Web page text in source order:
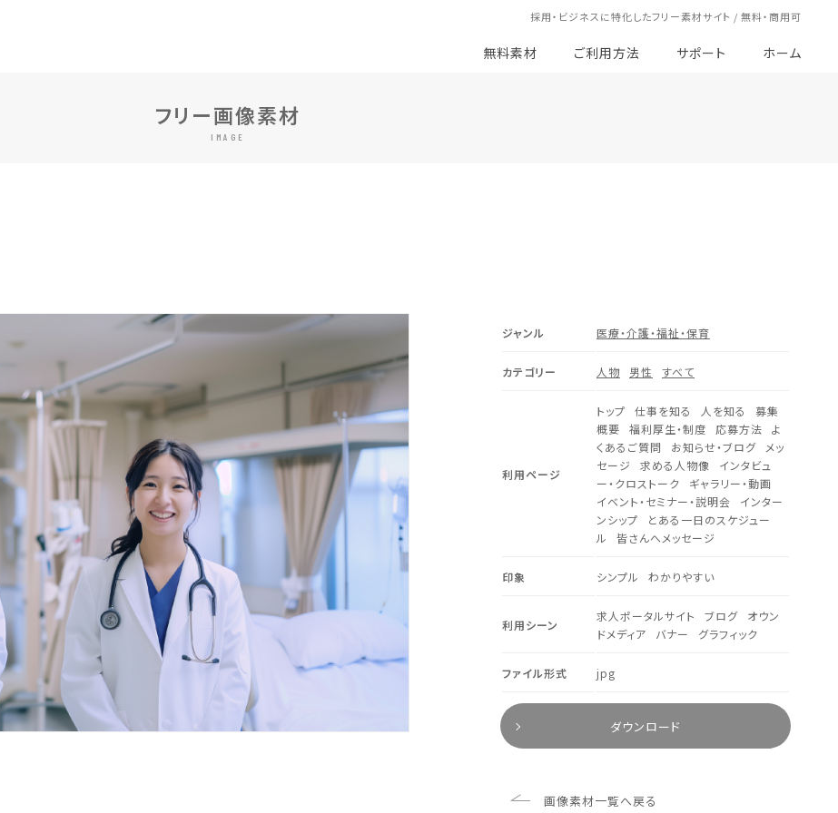
採用・ビジネスに特化したフリー素材サイト / 無料・商用可
無料素材 ご利用方法 サポート ホーム
フリー画像素材
IMAGE
ジャンル 医療・介護・福祉・保育
カテゴリー 人物 男性 すべて
利用ページ
トップ 仕事を知る 人を知る
募集
概要
福利厚生・制度 応募方法
よ
くあるご質問
お知らせ・ブログ
メッ
セージ
求める人物像
インタビュ
ー・クロストーク
ギャラリー・動画
イベント・セミナー・説明会
インター
ンシップ
とある一日のスケジュー
ル
皆さんへメッセージ
印象 シンプル わかりやすい
利用シーン
求人ポータルサイト ブログ
オウン
ドメディア
バナー グラフィック
ファイル形式 jpg
ダウンロード
画像素材一覧へ戻る